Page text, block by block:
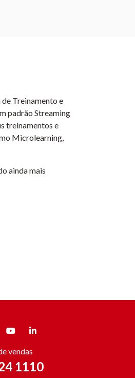
Treinamento e
padrão Streaming
treinamentos e
Microlearning,
ainda mais
vendas
1110